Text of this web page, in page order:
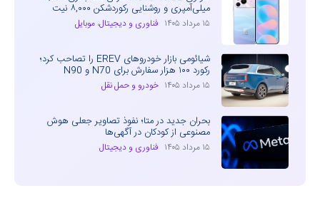
میلی‌آمپری و روشنایی رکوردشکن ۸,۰۰۰ نیت
۱۵ مرداد ۱۴۰۵ فناوری و دیجیتال، موبایل
شیائومی بازار خودروهای EREV را تصاحب کرد؛
رکورد ۱۰۰ هزار سفارش برای N70 و N90
۱۵ مرداد ۱۴۰۵ خودرو و حمل نقل
بحران جدید در متا؛ نفوذ تصاویر جعلی هوش
مصنوعی از کودکان در آگهی‌ها
۱۵ مرداد ۱۴۰۵ فناوری و دیجیتال